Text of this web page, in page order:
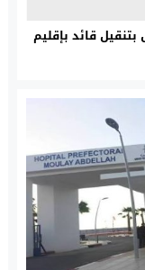
مستثمر تونسي و حفر أبار عشوائية تعجل بتنقيل قائد بإقليم